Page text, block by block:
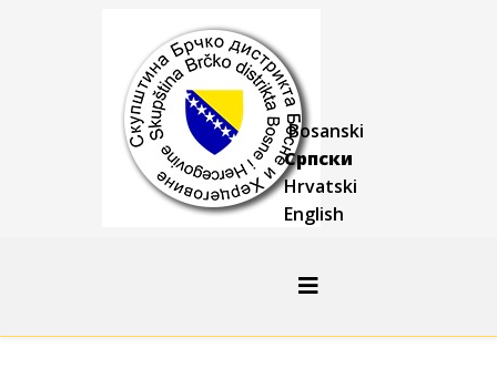
Bosanski
Српски
Hrvatski
English